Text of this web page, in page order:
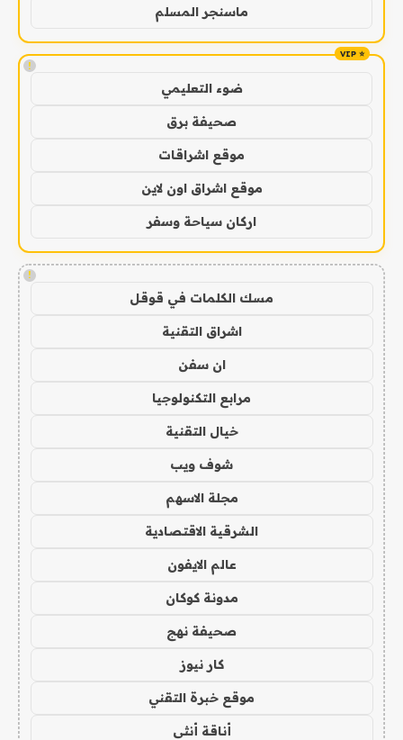
ماسنجر المسلم
!
ضوء التعليمي
صحيفة برق
موقع اشراقات
موقع اشراق اون لاين
اركان سياحة وسفر
!
مسك الكلمات في قوقل
اشراق التقنية
ان سفن
مرابع التكنولوجيا
خيال التقنية
شوف ويب
مجلة الاسهم
الشرقية الاقتصادية
عالم الايفون
مدونة كوكان
صحيفة نهج
كار نيوز
موقع خبرة التقني
أناقة أنثى